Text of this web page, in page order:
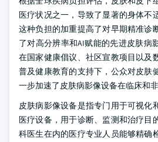
医疗状况之一，导致了显著的身体不
这种负担的加重提高了对早期精准诊
了对高分辨率和AI赋能的先进皮肤病
在国家健康倡议、社区宣教项目以及
普及健康教育的支持下，公众对皮肤
一步加速了皮肤病影像设备在临床和
皮肤病影像设备是指专门用于可视化
医疗设备，用于诊断、监测和治疗目
科医生在内的医疗专业人员能够精确